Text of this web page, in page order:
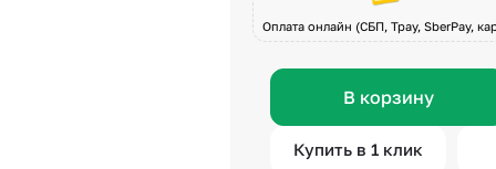
Оплата онлайн (СБП, Tpay, SberPay,
В корзину
Купить в 1 клик